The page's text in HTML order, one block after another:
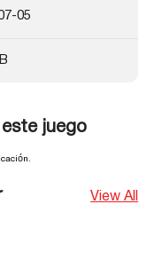
05
juego
View All